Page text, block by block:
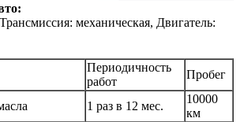
механическая, Двигатель:
Периодичность
работ
Пробег
1 раз в 12 мес.
10000
км